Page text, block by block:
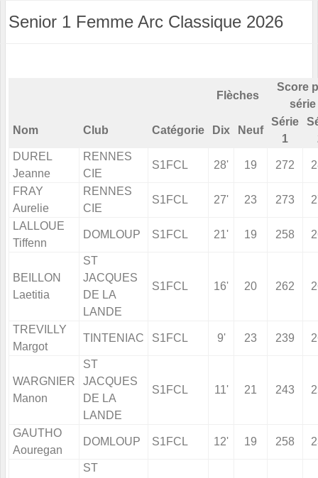
Senior 1 Femme Arc Classique 2026
Flèches
Score
série
Nom Club Catégorie Dix Neuf
Série
1
DUREL
Jeanne
RENNES
CIE
S1FCL 28' 19 272
FRAY
Aurelie
RENNES
CIE
S1FCL 27' 23 273
LALLOUE
Tiffenn
DOMLOUP S1FCL 21' 19 258
BEILLON
Laetitia
ST
JACQUES
DE LA
LANDE
S1FCL 16' 20 262
TREVILLY
Margot
TINTENIAC S1FCL 9' 23 239
WARGNIER
Manon
ST
JACQUES
DE LA
LANDE
S1FCL 11' 21 243
GAUTHO
Aouregan
DOMLOUP S1FCL 12' 19 258
ST